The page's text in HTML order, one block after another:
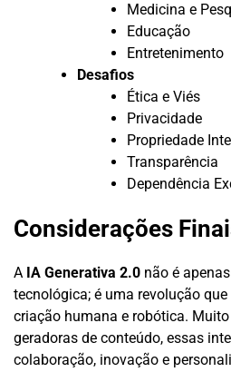
Medicina e
Educação
Entretenimento
Desafios
Ética e Viés
Privacidade
Propriedade
Transparência
Dependência
Considerações
A IA Generativa 2.0 não é
tecnológica; é uma revolução
criação humana e robótica.
geradoras de conteúdo, essas
colaboração, inovação e